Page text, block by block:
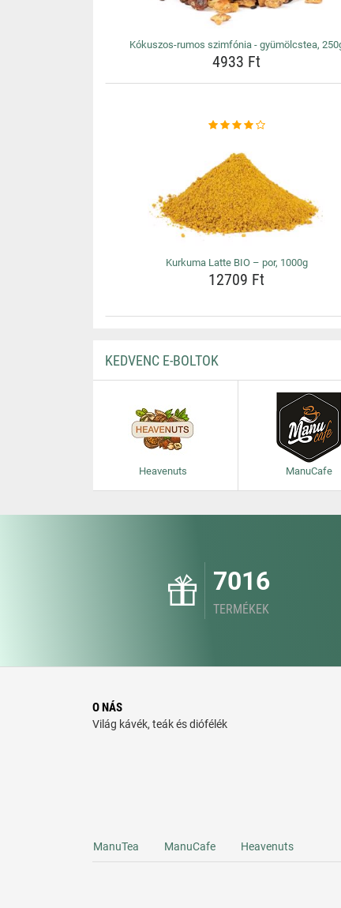
Kókuszos-rumos szimfónia - gyümölcstea,
4933 Ft
Kurkuma Latte BIO – por, 1000g
12709 Ft
KEDVENC E-BOLTOK
Heavenuts ManuCafe
7016
TERMÉKEK
O NÁS
Világ kávék, teák és diófélék
ManuTea ManuCafe Heavenuts